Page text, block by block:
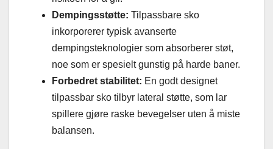
Dempingsstøtte: Tilpassbare sko
inkorporerer typisk avanserte
dempingsteknologier som absorberer støt,
noe som er spesielt gunstig på harde baner.
Forbedret stabilitet: En godt designet
tilpassbar sko tilbyr lateral støtte, som lar
spillere gjøre raske bevegelser uten å miste
balansen.